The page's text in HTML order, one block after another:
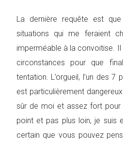
La dernière requête est
situations qui me feraient
imperméable à la convoitise. Il
circonstances pour que
tentation. L’orgueil, l’un des 7
est particulièrement
sûr de moi et assez fort pour
point et pas plus loin, je suis
certain que vous pouvez